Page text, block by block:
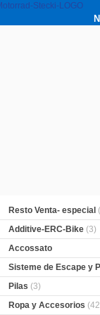
Resto Venta- especial
Additive-ERC-Bike (3)
Accossato
Sisteme de Escape y
Pilas (3)
Ropa y Accesorios